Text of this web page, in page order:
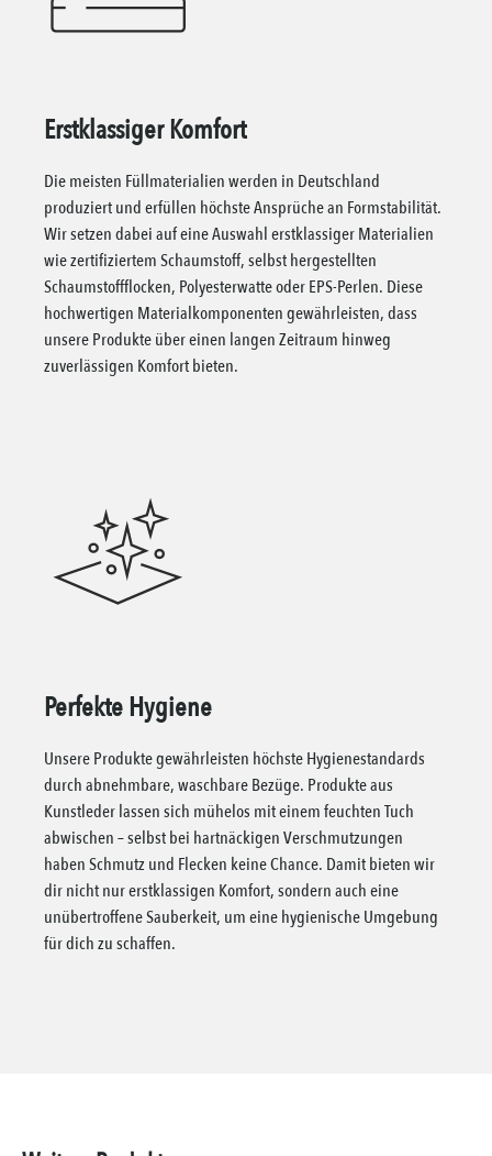
Erstklassiger Komfort
Die meisten Füllmaterialien werden in Deutschland
produziert und erfüllen höchste Ansprüche an Formstabilität.
Wir setzen dabei auf eine Auswahl erstklassiger Materialien
wie zertifiziertem Schaumstoff, selbst hergestellten
Schaumstoffflocken, Polyesterwatte oder EPS-Perlen. Diese
hochwertigen Materialkomponenten gewährleisten, dass
unsere Produkte über einen langen Zeitraum hinweg
zuverlässigen Komfort bieten.
Perfekte Hygiene
Unsere Produkte gewährleisten höchste Hygienestandards
durch abnehmbare, waschbare Bezüge. Produkte aus
Kunstleder lassen sich mühelos mit einem feuchten Tuch
abwischen – selbst bei hartnäckigen Verschmutzungen
haben Schmutz und Flecken keine Chance. Damit bieten wir
dir nicht nur erstklassigen Komfort, sondern auch eine
unübertroffene Sauberkeit, um eine hygienische Umgebung
für dich zu schaffen.